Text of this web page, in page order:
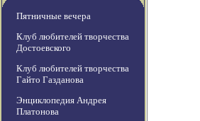
Пятничные вечера
Клуб любителей творчества
Достоевского
Клуб любителей творчества
Гайто Газданова
Энциклопедия Андрея
Платонова